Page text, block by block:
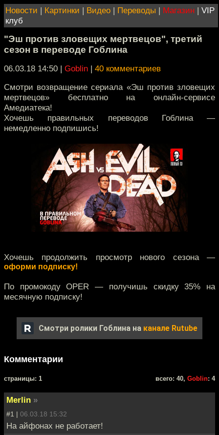
Новости | Картинки | Видео | Переводы | Магазин | VIP
клуб
"Эш против зловещих мертвецов", третий
сезон в переводе Гоблина
06.03.18 14:50 | Goblin | 40 комментариев
Смотри возвращение сериала «Эш против зловещих
мертвецов» бесплатно на онлайн-сервисе
Амедиатека!
Хочешь правильных переводов Гоблина —
немедленно подпишись!
Хочешь продолжить просмотр нового сезона —
оформи подписку!
По промокоду OPER — получишь скидку 35% на
месячную подписку!
Смотри ролики Гоблина на канале Rutube
Комментарии
cтраницы: 1 всего: 40, Goblin: 4
Merlin »
#1 | 06.03.18 15:32
На айфонах не работает!